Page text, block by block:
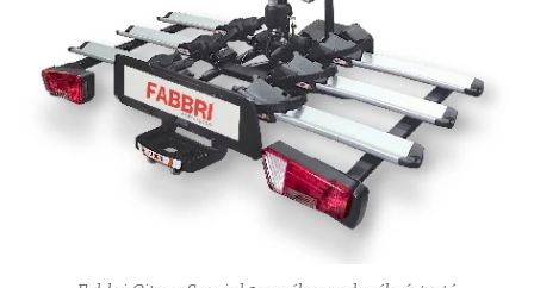
Fabbri Gitano Special 3 vonóhorgos kerékpártartó
Fabbri Gitano Special 3 vonóhorgos kerékpártartó
Fabbri Gitano Special 3 vonóhorgos kerékpártartó
Fabbri Gitano Special 3 vonóhorgos kerékpártartó
Fabbri Gitano Special 3 vonóhorgos kerékpártartó
Fabbri Gitano Special 3 vonóhorgos kerékpártartó
Fabbri Gitano Special 3 vonóhorgos kerékpártartó
Fabbri Gitano Special 3 vonóhorgos kerékpártartó
Fabbri Gitano Special 3 vonóhorgos kerékpártartó